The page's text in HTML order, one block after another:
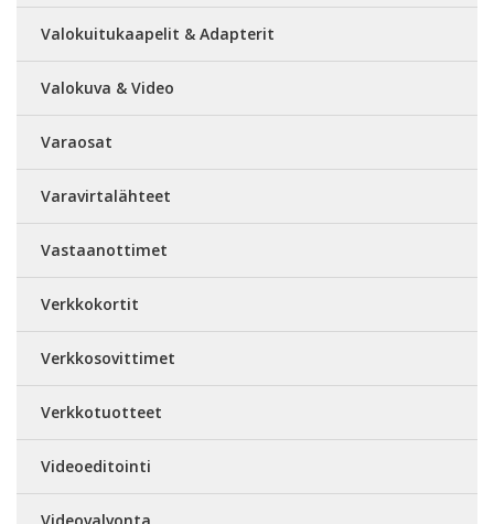
Valokuitukaapelit & Adapterit
Valokuva & Video
Varaosat
Varavirtalähteet
Vastaanottimet
Verkkokortit
Verkkosovittimet
Verkkotuotteet
Videoeditointi